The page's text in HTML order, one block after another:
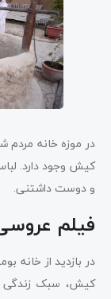
در موزه خانه
کیش وجود دارد.
و دوست داشتنی.
فیلم
در بازدید از
کیش، سبک زندگی